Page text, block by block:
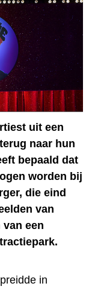
uit een
naar hun
bepaald dat
worden bij
die eind
van
een
in